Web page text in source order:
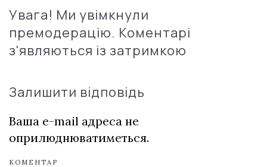
Увага! Ми увімкнули
премодерацію. Коментарі
з'являються із затримкою
Залишити відповідь
Ваша e-mail адреса не
оприлюднюватиметься.
КОМЕНТАР